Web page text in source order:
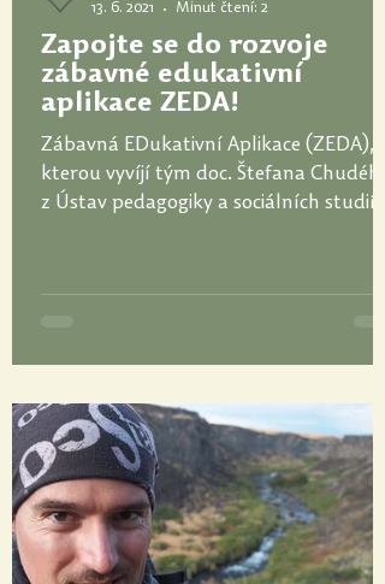
Zapojte se do rozvoje
zábavné edukativní
aplikace ZEDA!
Zábavná EDukativní Aplikace (ZEDA),
kterou vyvíjí tým doc. Štefana Chudého
z Ústav pedagogiky a sociálních studií
13. 6. 2021
Minut čtení: 2